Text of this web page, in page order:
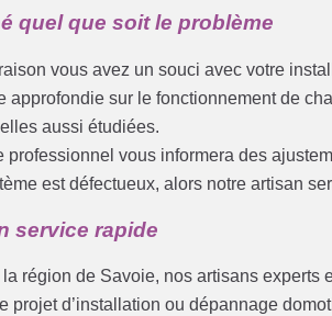
quel que soit le problème
vous avez un souci avec votre
approfondie sur le fonctionnement de
aussi étudiées.
professionnel vous informera des
est défectueux, alors notre artisan
service rapide
région de Savoie, nos artisans experts
projet d’installation ou dépannage